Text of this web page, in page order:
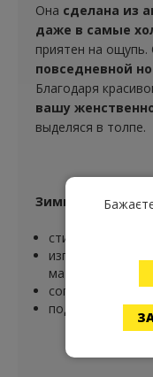
Она сделана из
даже в самые
приятен на
повседневной
Благодаря
вашу
выделяся в толпе.
Зимняя шапки
стильная шапка
изготовлена из
материала
согревает и
подходит для